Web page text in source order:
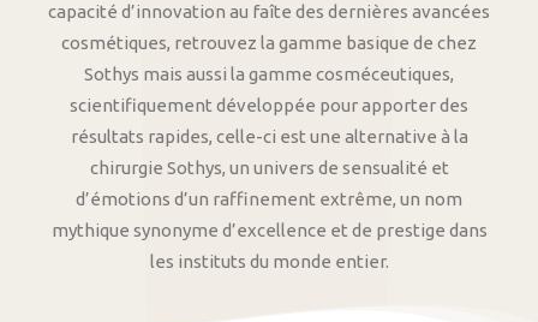
capacité d’innovation au faîte des dernières avancées
cosmétiques, retrouvez la gamme basique de chez
Sothys mais aussi la gamme cosméceutiques,
scientifiquement développée pour apporter des
résultats rapides, celle-ci est une alternative à la
chirurgie Sothys, un univers de sensualité et
d’émotions d’un raffinement extrême, un nom
mythique synonyme d’excellence et de prestige dans
les instituts du monde entier.